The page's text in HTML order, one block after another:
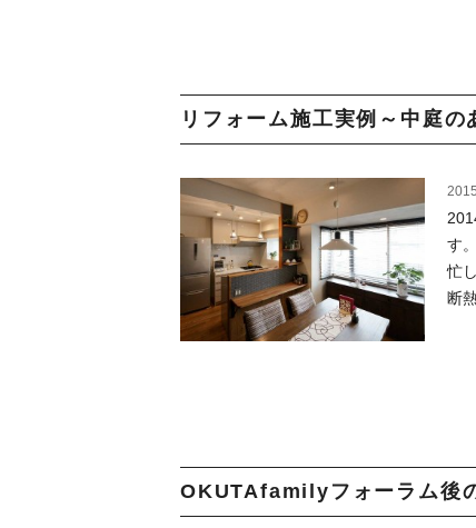
リフォーム施工実例～中庭
す
忙
断
OKUTAfamilyフォーラム後